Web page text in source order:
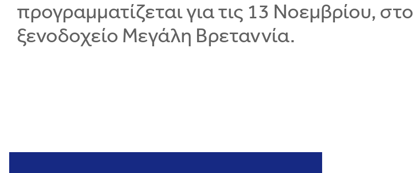
προγραμματίζεται για τις 13 Νοεμβρίου, στο
ξενοδοχείο Μεγάλη Βρεταννία.